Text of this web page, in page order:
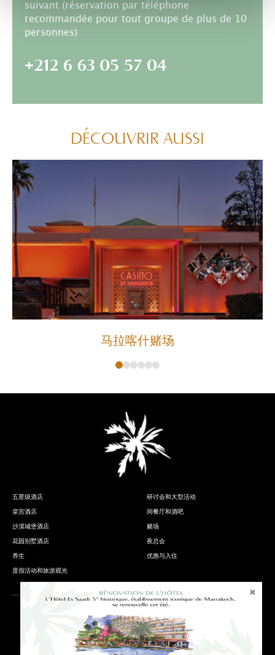
suivant (réservation par téléphone
recommandée pour tout groupe de plus de 10
personnes)
+212 6 63 05 57 04
DÉCOUVRIR AUSSI
马拉喀什赌场
五星级酒店
皇宫酒店
沙漠城堡酒店
花园别墅酒店
养生
度假活动和旅游观光
研讨会和大型活动
间餐厅和酒吧
赌场
夜总会
优惠与入住